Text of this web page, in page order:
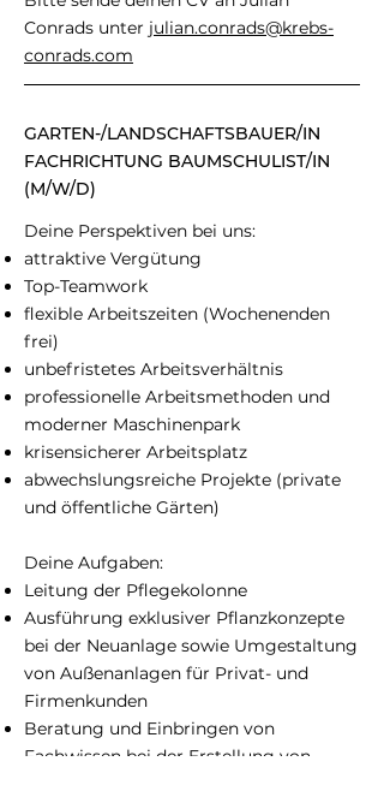
Conrads unter julian.conrads@krebs-
conrads.com
GARTEN-/LANDSCHAFTSBAUER/IN
FACHRICHTUNG BAUMSCHULIST/IN
(M/W/D)
Deine Perspektiven bei uns:
attraktive Vergütung
Top-Teamwork
flexible Arbeitszeiten (Wochenenden
frei)
unbefristetes Arbeitsverhältnis
professionelle Arbeitsmethoden und
moderner Maschinenpark
krisensicherer Arbeitsplatz
abwechslungsreiche Projekte (private
und öffentliche Gärten)
Deine Aufgaben:
Leitung der Pflegekolonne
Ausführung exklusiver Pflanzkonzepte
bei der Neuanlage sowie Umgestaltung
von Außenanlagen für Privat- und
Firmenkunden
Beratung und Einbringen von
Fachwissen bei der Erstellung von